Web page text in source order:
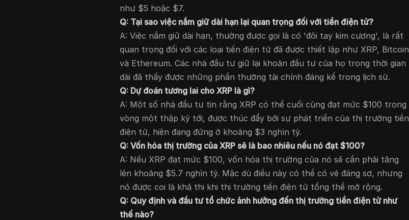
như $5 hoặc $7.
Q: Tại sao việc nắm giữ dài hạn lại quan trọng đối với tiền điện tử?
A: Việc nắm giữ dài hạn, thường được gọi là có 'đôi tay kim cương', là rất
quan trọng đối với các loại tiền điện tử đã được thiết lập như XRP, Bitcoin
và Ethereum. Các nhà đầu tư giữ lại khoản đầu tư của họ trong thời gian
dài đã thấy được những phần thưởng tài chính đáng kể trong lịch sử.
Q: Dự đoán tương lai cho XRP là gì?
A: Một số nhà đầu tư tin rằng XRP có thể cuối cùng đạt mức $100 trong
vòng một thập kỷ tới, được thúc đẩy bởi sự phát triển của thị trường tiền
điện tử, hiện đang đứng ở khoảng $3 nghìn tỷ.
Q: Vốn hóa thị trường của XRP sẽ là bao nhiêu nếu nó đạt $100?
A: Nếu XRP đạt mức $100, vốn hóa thị trường của nó sẽ cần phải tăng
lên khoảng $5.7 nghìn tỷ. Mặc dù điều này có thể có vẻ đáng sợ, nhưng
nó được coi là khả thi khi thị trường tiền điện tử tổng thể mở rộng.
Q: Quy định và đầu tư tổ chức ảnh hưởng đến thị trường tiền điện tử như
thế nào?